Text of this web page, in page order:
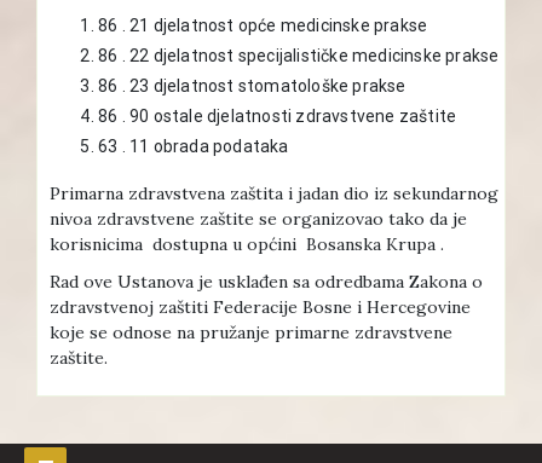
86 . 21 djelatnost opće medicinske prakse
86 . 22 djelatnost specijalističke medicinske prakse
86 . 23 djelatnost stomatološke prakse
86 . 90 ostale djelatnosti zdravstvene zaštite
63 . 11 obrada podataka
Primarna zdravstvena zaštita i jadan dio iz sekundarnog
nivoa zdravstvene zaštite se organizovao tako da je
korisnicima dostupna u općini Bosanska Krupa .
Rad ove Ustanova je usklađen sa odredbama Zakona o
zdravstvenoj zaštiti Federacije Bosne i Hercegovine
koje se odnose na pružanje primarne zdravstvene
zaštite.